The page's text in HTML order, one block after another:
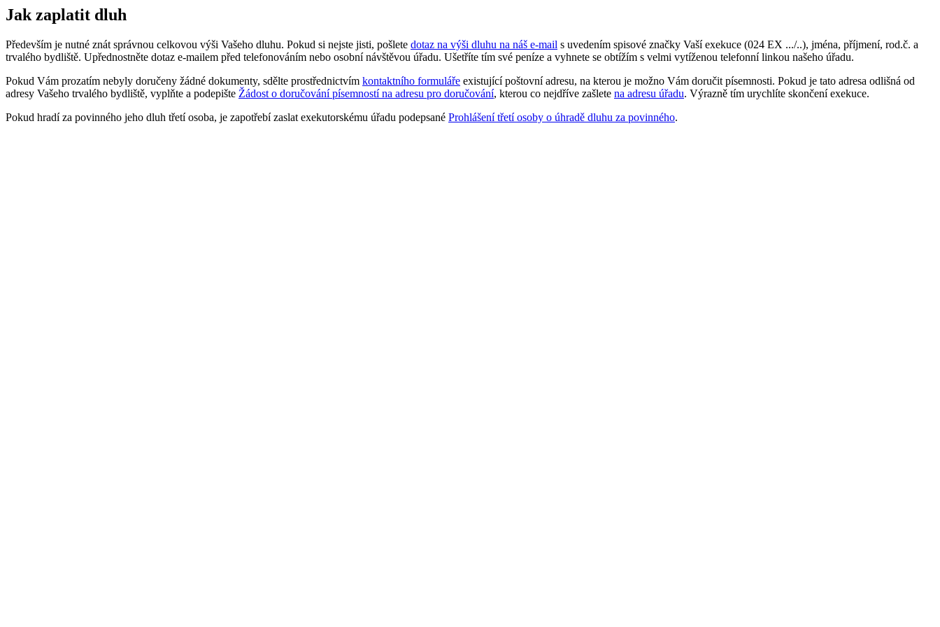
Jak zaplatit dluh
Především je nutné znát správnou celkovou výši Vašeho dluhu. Pokud si nejste jisti, pošlete dotaz na výši dluhu na náš e-mail s uvedením spisové značky Vaší exekuce (024 EX .../..), jména, příjmení, rod.č. a
trvalého bydliště. Upřednostněte dotaz e-mailem před telefonováním nebo osobní návštěvou úřadu. Ušetříte tím své peníze a vyhnete se obtížím s velmi vytíženou telefonní linkou našeho úřadu.
Pokud Vám prozatím nebyly doručeny žádné dokumenty, sdělte prostřednictvím kontaktního formuláře existující poštovní adresu, na kterou je možno Vám doručit písemnosti. Pokud je tato adresa odlišná od
adresy Vašeho trvalého bydliště, vyplňte a podepište Žádost o doručování písemností na adresu pro doručování, kterou co nejdříve zašlete na adresu úřadu. Výrazně tím urychlíte skončení exekuce.
Pokud hradí za povinného jeho dluh třetí osoba, je zapotřebí zaslat exekutorskému úřadu podepsané Prohlášení třetí osoby o úhradě dluhu za povinného.